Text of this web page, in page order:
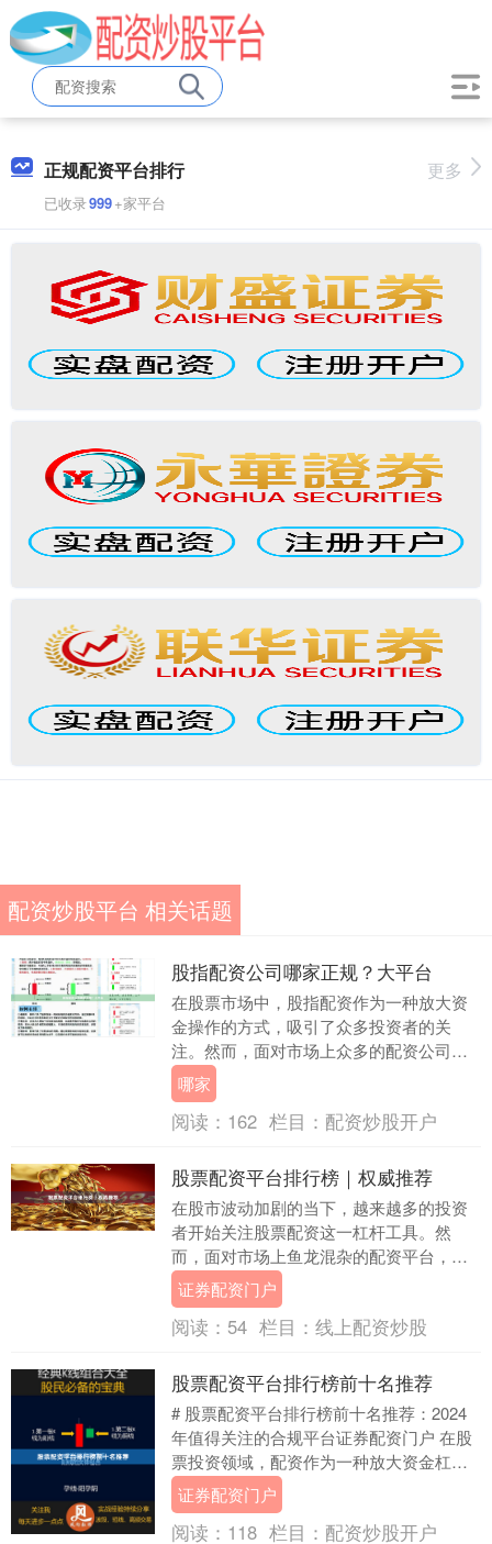
正规配资平台排行
已收录999+家平台
更多
配资炒股平台 相关话题
股指配资公司哪家正规？大平台
在股票市场中，股指配资作为一种放大资
金操作的方式，吸引了众多投资者的关
注。然而，面对市场上众多的配资公司，
如何选择一家正规、可靠的平台成为投资
者最关心的问题。本....
哪家
阅读： 162 栏目： 配资炒股开户
股票配资平台排行榜｜权威推荐
在股市波动加剧的当下，越来越多的投资
者开始关注股票配资这一杠杆工具。然
而，面对市场上鱼龙混杂的配资平台，如
何选择一家安全、合规、费率合理的平
台，成为投资者的核心....
证券配资门户
阅读： 54 栏目： 线上配资炒股
股票配资平台排行榜前十名推荐
# 股票配资平台排行榜前十名推荐：2024
年值得关注的合规平台证券配资门户 在股
票投资领域，配资作为一种放大资金杠杆
的方式，吸引了众多投资者的关注。然
而，面对市....
证券配资门户
阅读： 118 栏目： 配资炒股开户